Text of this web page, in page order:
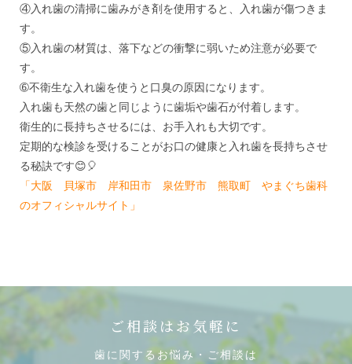
④入れ歯の清掃に歯みがき剤を使用すると、入れ歯が傷つきま
す。
⑤入れ歯の材質は、落下などの衝撃に弱いため注意が必要で
す。
➅不衛生な入れ歯を使うと口臭の原因になります。
入れ歯も天然の歯と同じように歯垢や歯石が付着します。
衛生的に長持ちさせるには、お手入れも大切です。
定期的な検診を受けることがお口の健康と入れ歯を長持ちさせ
る秘訣です😊🎈
「大阪 貝塚市 岸和田市 泉佐野市 熊取町 やまぐち歯科
のオフィシャルサイト」
ご相談はお気軽に
歯に関するお悩み・ご相談は